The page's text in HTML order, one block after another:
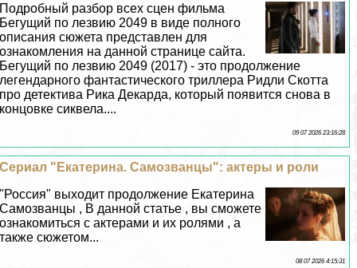
Подробный разбор всех сцен фильма
Бегущий по лезвию 2049 в виде полного
описания сюжета представлен для
ознакомления на данной странице сайта.
Бегущий по лезвию 2049 (2017) - это продолжение
легендарного фантастического триллера Ридли Скотта
про детектива Рика Декарда, который появится снова в
концовке сиквела....
09 07 2026 23:16:28
Сериал "Екатерина. Самозванцы": актеры и роли
"Россия" выходит продолжение Екатерина
Самозванцы , В данной статье , вы сможете
ознакомиться с актерами и их ролями , а
также сюжетом...
08 07 2026 4:15:31